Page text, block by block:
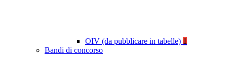
OIV (da pubblicare in tabelle) 1
Bandi di concorso